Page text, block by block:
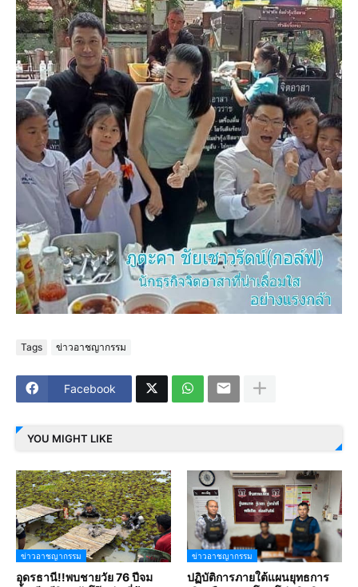
Tags ข่าวอาชญากรรม
Facebook
YOU MIGHT LIKE
ข่าวอาชญากรรม
อุดรธานี!!พบชายวัย 76 ปีจม
ข่าวอาชญากรรม
ปฏิบัติการภายใต้แผนยุทธการ